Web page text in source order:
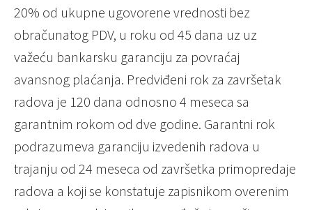
20% od ukupne ugovorene vrednosti bez
obračunatog PDV, u roku od 45 dana uz uz
važeću bankarsku garanciju za povraćaj
avansnog plaćanja. Predviđeni rok za završetak
radova je 120 dana odnosno 4 meseca sa
garantnim rokom od dve godine. Garantni rok
podrazumeva garanciju izvedenih radova u
trajanju od 24 meseca od završetka primopredaje
radova a koji se konstatuje zapisnikom overenim